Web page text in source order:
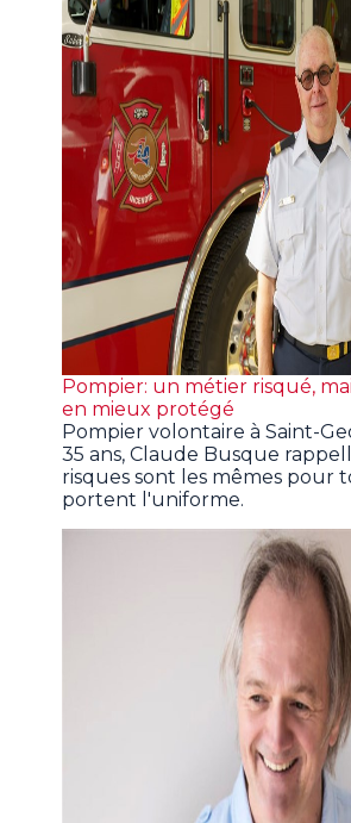
Pompier: un métier risqué,
en mieux protégé
Pompier volontaire à Saint-
35 ans, Claude Busque
risques sont les mêmes pour
portent l'uniforme.